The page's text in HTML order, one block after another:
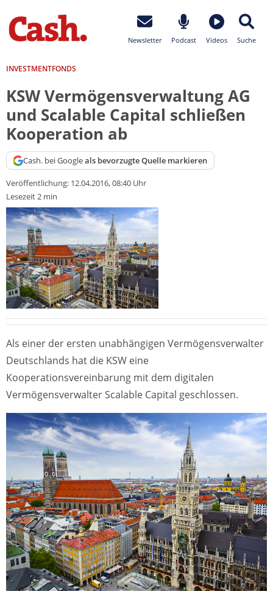
Newsletter Podcast Videos Suche
INVESTMENTFONDS
KSW Vermögensverwaltung AG
und Scalable Capital schließen
Kooperation ab
Cash. bei Googleals bevorzugte Quelle markieren
Veröffentlichung: 12.04.2016, 08:40 Uhr
Lesezeit 2 min
Als einer der ersten unabhängigen Vermögensverwalter
Deutschlands hat die KSW eine
Kooperationsvereinbarung mit dem digitalen
Vermögensverwalter Scalable Capital geschlossen.